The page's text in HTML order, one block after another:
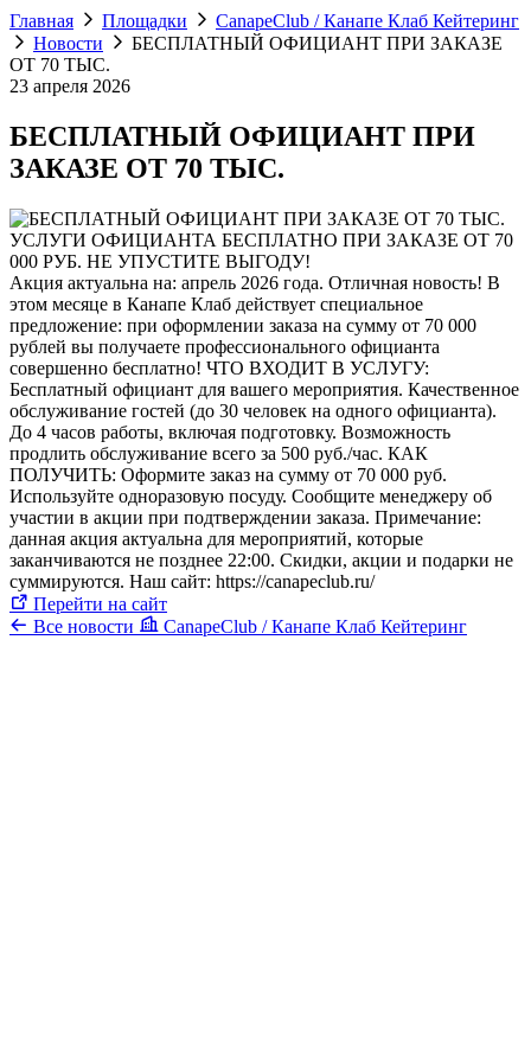
Главная Площадки
CanapeClub / Канапе Клаб Кейтеринг
Новости
БЕСПЛАТНЫЙ ОФИЦИАНТ ПРИ ЗАКАЗЕ
ОТ 70 ТЫС.
23 апреля 2026
БЕСПЛАТНЫЙ ОФИЦИАНТ ПРИ
ЗАКАЗЕ ОТ 70 ТЫС.
УСЛУГИ ОФИЦИАНТА БЕСПЛАТНО ПРИ ЗАКАЗЕ ОТ 70
000 РУБ. НЕ УПУСТИТЕ ВЫГОДУ!
Акция актуальна на: апрель 2026 года. Отличная новость! В
этом месяце в Канапе Клаб действует специальное
предложение: при оформлении заказа на сумму от 70 000
рублей вы получаете профессионального официанта
совершенно бесплатно! ЧТО ВХОДИТ В УСЛУГУ:
Бесплатный официант для вашего мероприятия. Качественное
обслуживание гостей (до 30 человек на одного официанта).
До 4 часов работы, включая подготовку. Возможность
продлить обслуживание всего за 500 руб./час. КАК
ПОЛУЧИТЬ: Оформите заказ на сумму от 70 000 руб.
Используйте одноразовую посуду. Сообщите менеджеру об
участии в акции при подтверждении заказа. Примечание:
данная акция актуальна для мероприятий, которые
заканчиваются не позднее 22:00. Скидки, акции и подарки не
суммируются. Наш сайт: https://canapeclub.ru/
Перейти на сайт
Все новости
CanapeClub / Канапе Клаб Кейтеринг